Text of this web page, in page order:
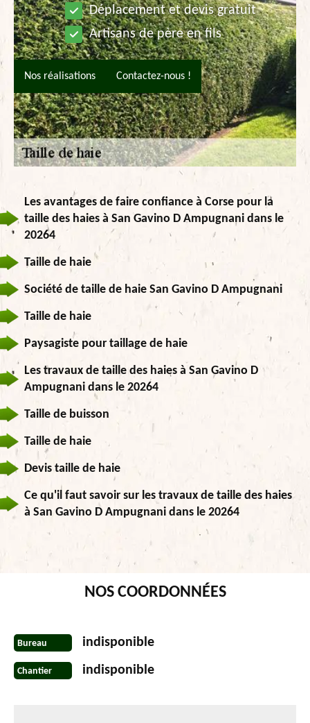
Déplacement et devis gratuit
Artisans de père en fils
Nos réalisations Contactez-nous !
Les avantages de faire confiance à Corse pour la
taille des haies à San Gavino D Ampugnani dans le
20264
Taille de haie
Société de taille de haie San Gavino D Ampugnani
Taille de haie
Paysagiste pour taillage de haie
Les travaux de taille des haies à San Gavino D
Ampugnani dans le 20264
Taille de buisson
Taille de haie
Devis taille de haie
Ce qu'il faut savoir sur les travaux de taille des haies
à San Gavino D Ampugnani dans le 20264
NOS COORDONNÉES
Bureau indisponible
Chantier indisponible